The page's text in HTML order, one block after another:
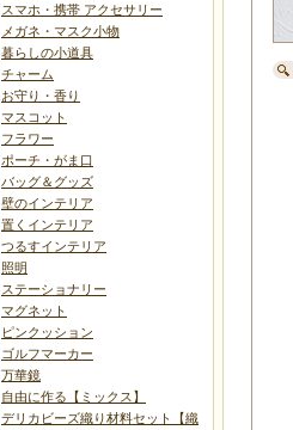
スマホ・携帯 アクセサリー
メガネ・マスク小物
暮らしの小道具
チャーム
お守り・香り
マスコット
フラワー
ポーチ・がま口
バッグ＆グッズ
壁のインテリア
置くインテリア
つるすインテリア
照明
ステーショナリー
マグネット
ピンクッション
ゴルフマーカー
万華鏡
自由に作る【ミックス】
デリカビーズ織り材料セット【織